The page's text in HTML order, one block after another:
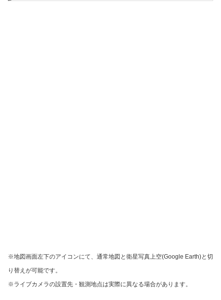
※地図画面左下のアイコンにて、通常地図と衛星写真上空(Google Earth)と切
り替えが可能です。
※ライブカメラの設置先・観測地点は実際に異なる場合があります。